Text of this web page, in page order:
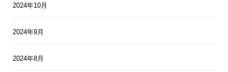
2024年10月
2024年9月
2024年8月